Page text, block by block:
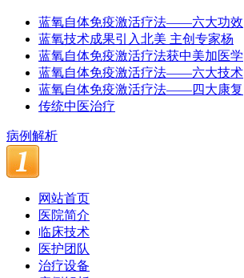
蓝氧自体免疫激活疗法——六大功效
蓝氧技术成果引入北美 主创专家杨
蓝氧自体免疫激活疗法获中美加医学
蓝氧自体免疫激活疗法——六大技术
蓝氧自体免疫激活疗法——四大康复
传统中医治疗
病例解析
网站首页
医院简介
临床技术
医护团队
治疗设备